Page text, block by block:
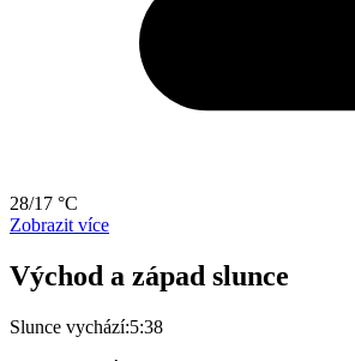
28/17 °C
Zobrazit více
Východ a západ slunce
Slunce vychází:5:38